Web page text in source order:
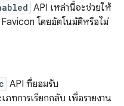
API เหล่านี้จะช่วยให้
โดยอัตโนมัติหรือไม่
API ที่ยอมรับ
ภทการเรียกกลับ เพื่อรายงาน